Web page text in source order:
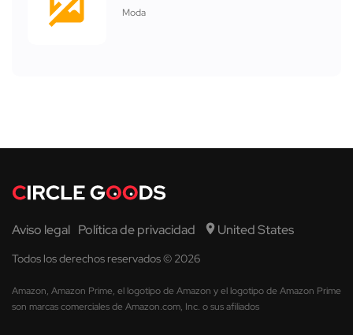
Moda
Aviso legal Política de privacidad United States
Todos los derechos reservados © 2026
Amazon, Amazon Prime, el logotipo de Amazon y el logotipo de Amazon Prime
son marcas comerciales de Amazon.com, Inc. o sus afiliados